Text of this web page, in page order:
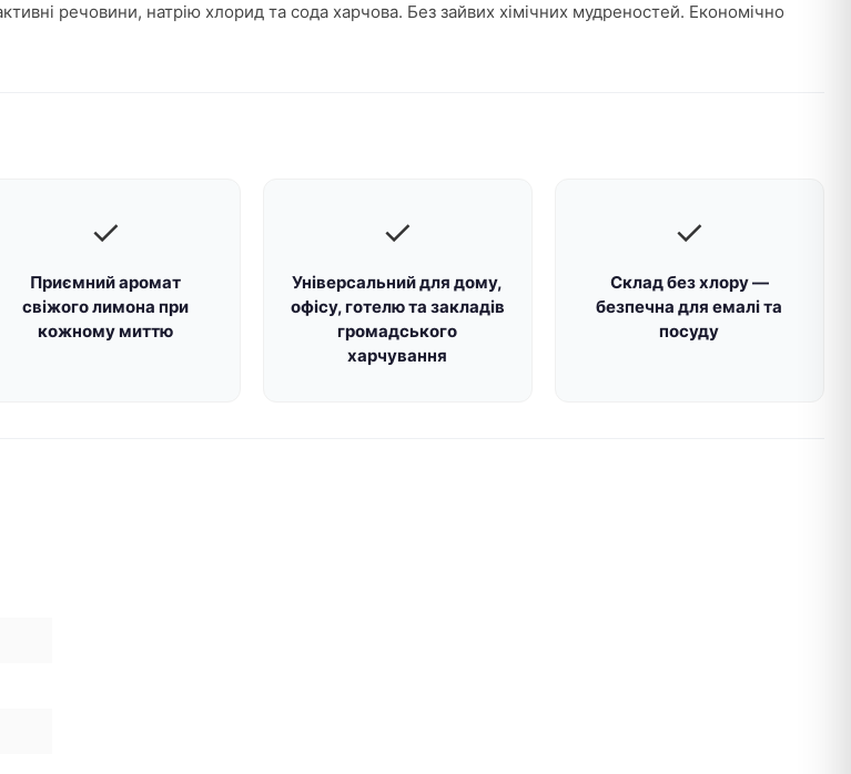
речовини, натрію хлорид та сода харчова. Без зайвих хімічних мудреностей. Економічно
✓
Приємний аромат
свіжого лимона при
кожному миттю
✓
Універсальний для дому,
офісу, готелю та закладів
громадського
харчування
✓
Склад без хлору —
безпечна для емалі та
посуду